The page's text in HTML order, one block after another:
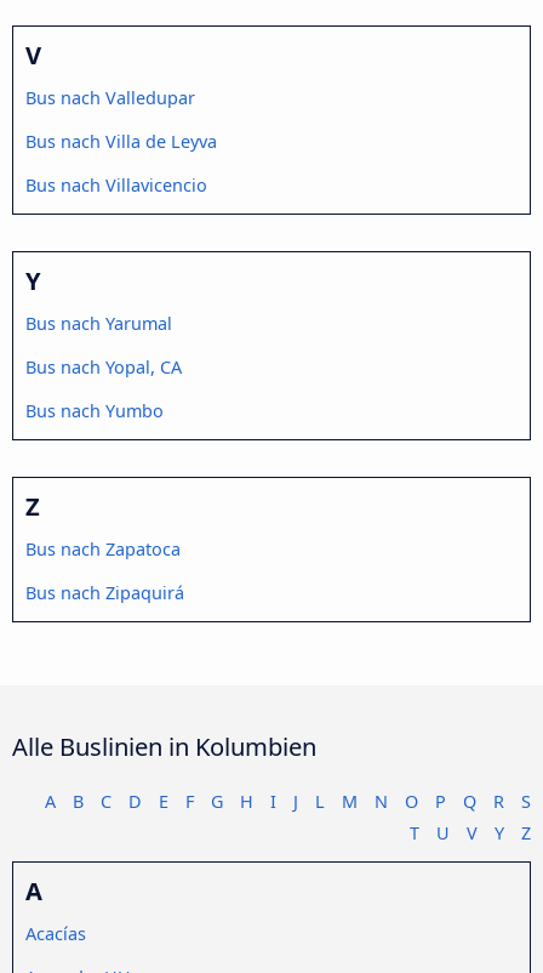
V
Bus nach Valledupar
Bus nach Villa de Leyva
Bus nach Villavicencio
Y
Bus nach Yarumal
Bus nach Yopal, CA
Bus nach Yumbo
Z
Bus nach Zapatoca
Bus nach Zipaquirá
Alle Buslinien in Kolumbien
A B C D E F G H I J L M N O P Q R
S
T
U V Y Z
A
Acacías